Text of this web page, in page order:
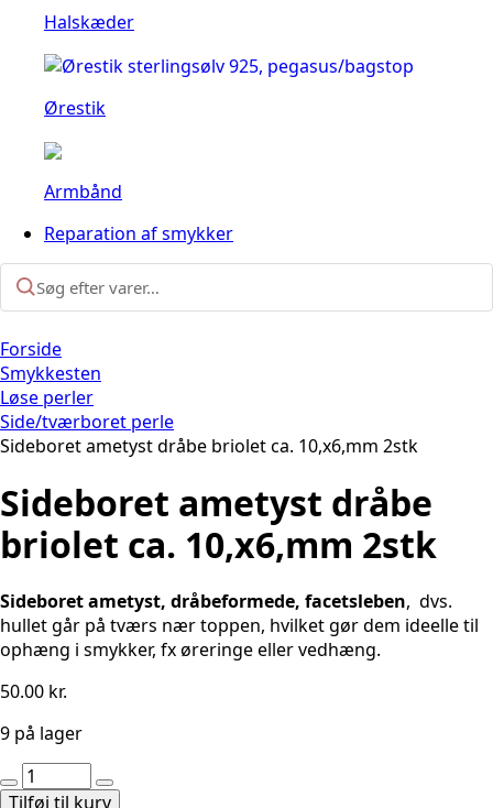
Halskæder
Ørestik
Armbånd
Reparation af smykker
Forside
Smykkesten
Løse perler
Side/tværboret perle
Sideboret ametyst dråbe briolet ca. 10,x6,mm 2stk
Sideboret ametyst dråbe
briolet ca. 10,x6,mm 2stk
Sideboret ametyst, dråbeformede, facetsleben, dvs.
hullet går på tværs nær toppen, hvilket gør dem ideelle til
ophæng i smykker, fx øreringe eller vedhæng.
50.00 kr.
9 på lager
Sideboret
ametyst
Tilføj til kurv